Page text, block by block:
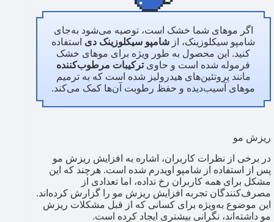
اگر موهای شما خشک است، توصیه می‌شود به‌جای
شامپو سیکلوزینک، از شامپو سیکلوزینک دی استفاده
کنید. این محصول به طور ویژه برای موهای خشک
فرموله شده است و حاویترکیبات مرطوب‌کننده
مانند پروتئین‌های هیدرولیز شده است که به ترمیم
موهای آسیب‌دیده و حفظ رطوبت آن‌ها کمک می‌کند.
ریزش مو
در برخی از نظرات کاربران، اشاره به افزایش ریزش مو
پس از استفاده از شامپو اویدرم شده است. هرچند که این
مشکل برای همه کاربران رخ نداده، اما تعدادی از
مصرف‌کنندگان تجربه افزایش ریزش مو را گزارش کرده‌اند.
این موضوع به‌ویژه برای کسانی که از قبل مشکلات ریزش
مو داشته‌اند، نگرانی بیشتری ایجاد کرده است.